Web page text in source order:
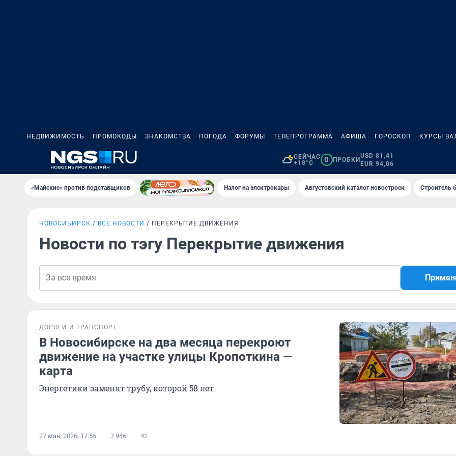
НЕДВИЖИМОСТЬ ПРОМОКОДЫ ЗНАКОМСТВА ПОГОДА ФОРУМЫ ТЕЛЕПРОГРАММА АФИША ГОРОСКОП КУРСЫ
СЕЙЧАС
+18°C
0 ПРОБКИ
USD 81,41
EUR 94,06
«Майские» против подставщиков Налог на электрокары Августовский каталог новостроек Строитель
НОВОСИБИРСК ВСЕ НОВОСТИ ПЕРЕКРЫТИЕ ДВИЖЕНИЯ
Новости по тэгу Перекрытие движения
ДОРОГИ И ТРАНСПОРТ
В Новосибирске на два месяца перекроют
движение на участке улицы Кропоткина —
карта
Энергетики заменят трубу, которой 58 лет
27 мая, 2026, 17:55 7 946 42